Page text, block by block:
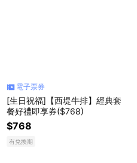
電子票券
[生日祝福]【西堤牛排】經典套
餐好禮即享券($768)
$768
有兌換期